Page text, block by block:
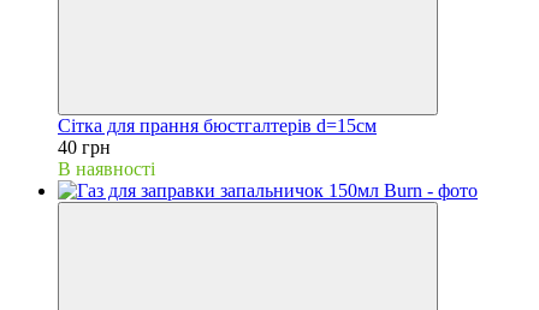
Сітка для прання бюстгалтерів d=15см
40 грн
В наявності